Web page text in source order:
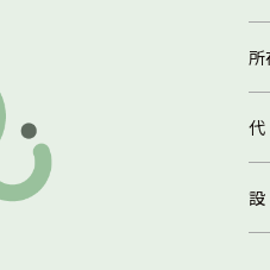
所